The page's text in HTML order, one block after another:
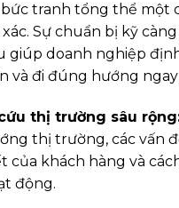
tranh tổng thể một
Sự chuẩn bị kỹ
giúp doanh nghiệp
và đi đúng hướng
thị trường sâu
thị trường, các vấn
của khách hàng và
động.